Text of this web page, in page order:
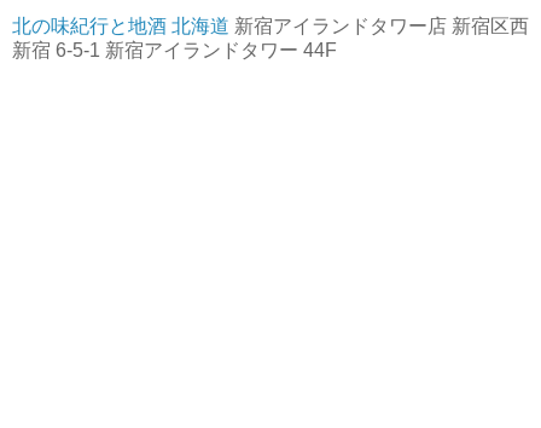
北の味紀行と地酒 北海道 新宿アイランドタワー店 新宿区西
新宿 6-5-1 新宿アイランドタワー 44F